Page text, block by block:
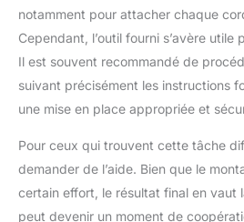
perdre
rebond
heure
minutes
20
Fitness
choix
adultes,
notamment pour attacher chaque
Cependant, l’outil fourni s’avère utile
Il est souvent recommandé de
suivant précisément les instructions
une mise en place appropriée et
Pour ceux qui trouvent cette tâche
demander de l’aide. Bien que le
certain effort, le résultat final en vaut
peut devenir un moment de